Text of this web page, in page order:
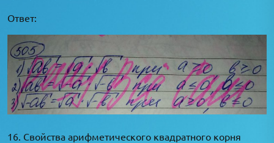
Ответ:
16. Свойства арифметического квадратного корня